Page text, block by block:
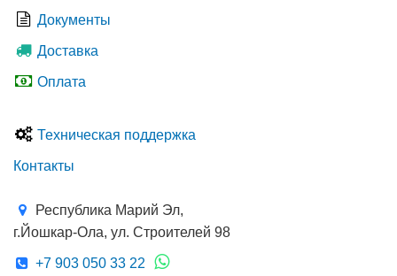
Документы
Доставка
Оплата
Техническая поддержка
Контакты
Республика Марий Эл,
г.Йошкар-Ола, ул. Строителей 98
+7 903 050 33 22